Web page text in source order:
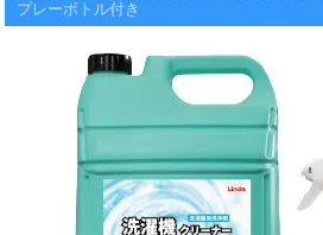
プレーボトル付き